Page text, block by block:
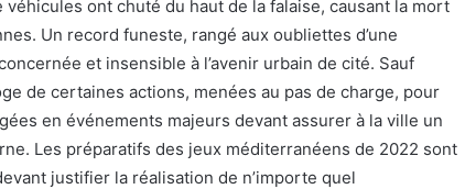
véhicules ont chuté du haut de la falaise, causant la mort
Un record funeste, rangé aux oubliettes d’une
et insensible à l’avenir urbain de cité. Sauf
de certaines actions, menées au pas de charge, pour
en événements majeurs devant assurer à la ville un
Les préparatifs des jeux méditerranéens de 2022 sont
justifier la réalisation de n’importe quel